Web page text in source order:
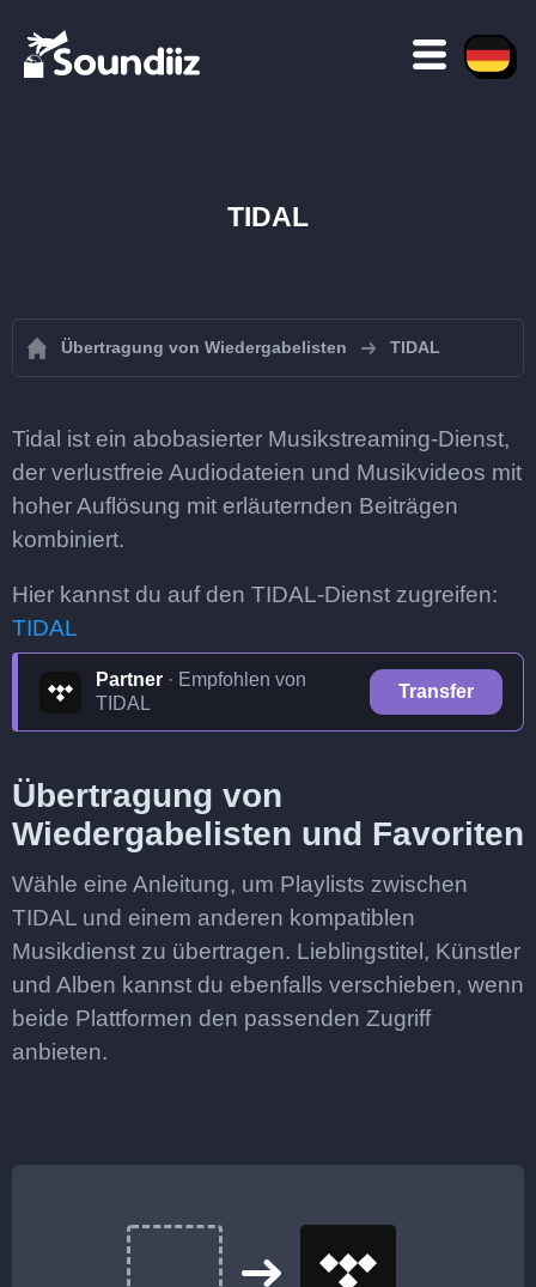
TIDAL
Übertragung von Wiedergabelisten TIDAL
Tidal ist ein abobasierter Musikstreaming-Dienst,
der verlustfreie Audiodateien und Musikvideos mit
hoher Auflösung mit erläuternden Beiträgen
kombiniert.
Hier kannst du auf den TIDAL-Dienst zugreifen:
TIDAL
Partner · Empfohlen von
TIDAL
Transfer
Übertragung von
Wiedergabelisten und Favoriten
Wähle eine Anleitung, um Playlists zwischen
TIDAL und einem anderen kompatiblen
Musikdienst zu übertragen. Lieblingstitel, Künstler
und Alben kannst du ebenfalls verschieben, wenn
beide Plattformen den passenden Zugriff
anbieten.